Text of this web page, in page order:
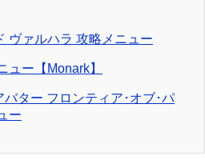
ヴァルハラ 攻略メニュー
ュー【Monark】
バター フロンティア･オブ･パ
ー